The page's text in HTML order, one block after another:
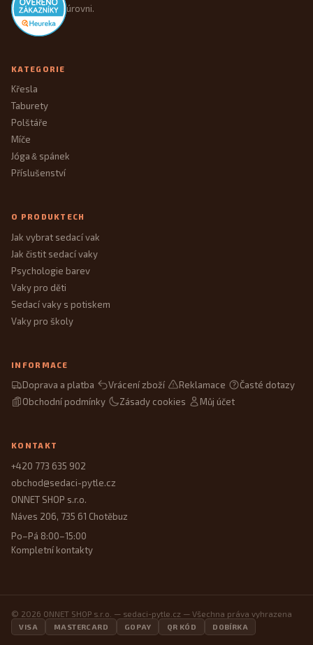
úrovni.
KATEGORIE
Křesla
Taburety
Polštáře
Míče
Jóga&spánek
Příslušenství
O PRODUKTECH
Jak vybrat sedací vak
Jak čistit sedací vaky
Psychologie barev
Vaky pro děti
Sedací vaky s potiskem
Vaky pro školy
INFORMACE
Doprava a platba Vrácení zboží Reklamace
Časté dotazy
Obchodní podmínky
Zásady cookies Můj účet
KONTAKT
+420 773 635 902
obchod@sedaci-pytle.cz
ONNET SHOP s.r.o.
Náves 206, 735 61 Chotěbuz
Po–Pá 8:00–15:00
Kompletní kontakty
© 2026 ONNET SHOP s.r.o. — sedaci-pytle.cz — Všechna práva vyhrazena
VISA MASTERCARD GOPAY QR KÓD DOBÍRKA